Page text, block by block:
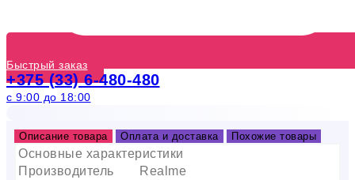
Быстрый заказ
+375 (33) 6-480-480
с 9:00 до 18:00
Описание товара Оплата и доставка Похожие товары
Основные характеристики
Производитель
Realme